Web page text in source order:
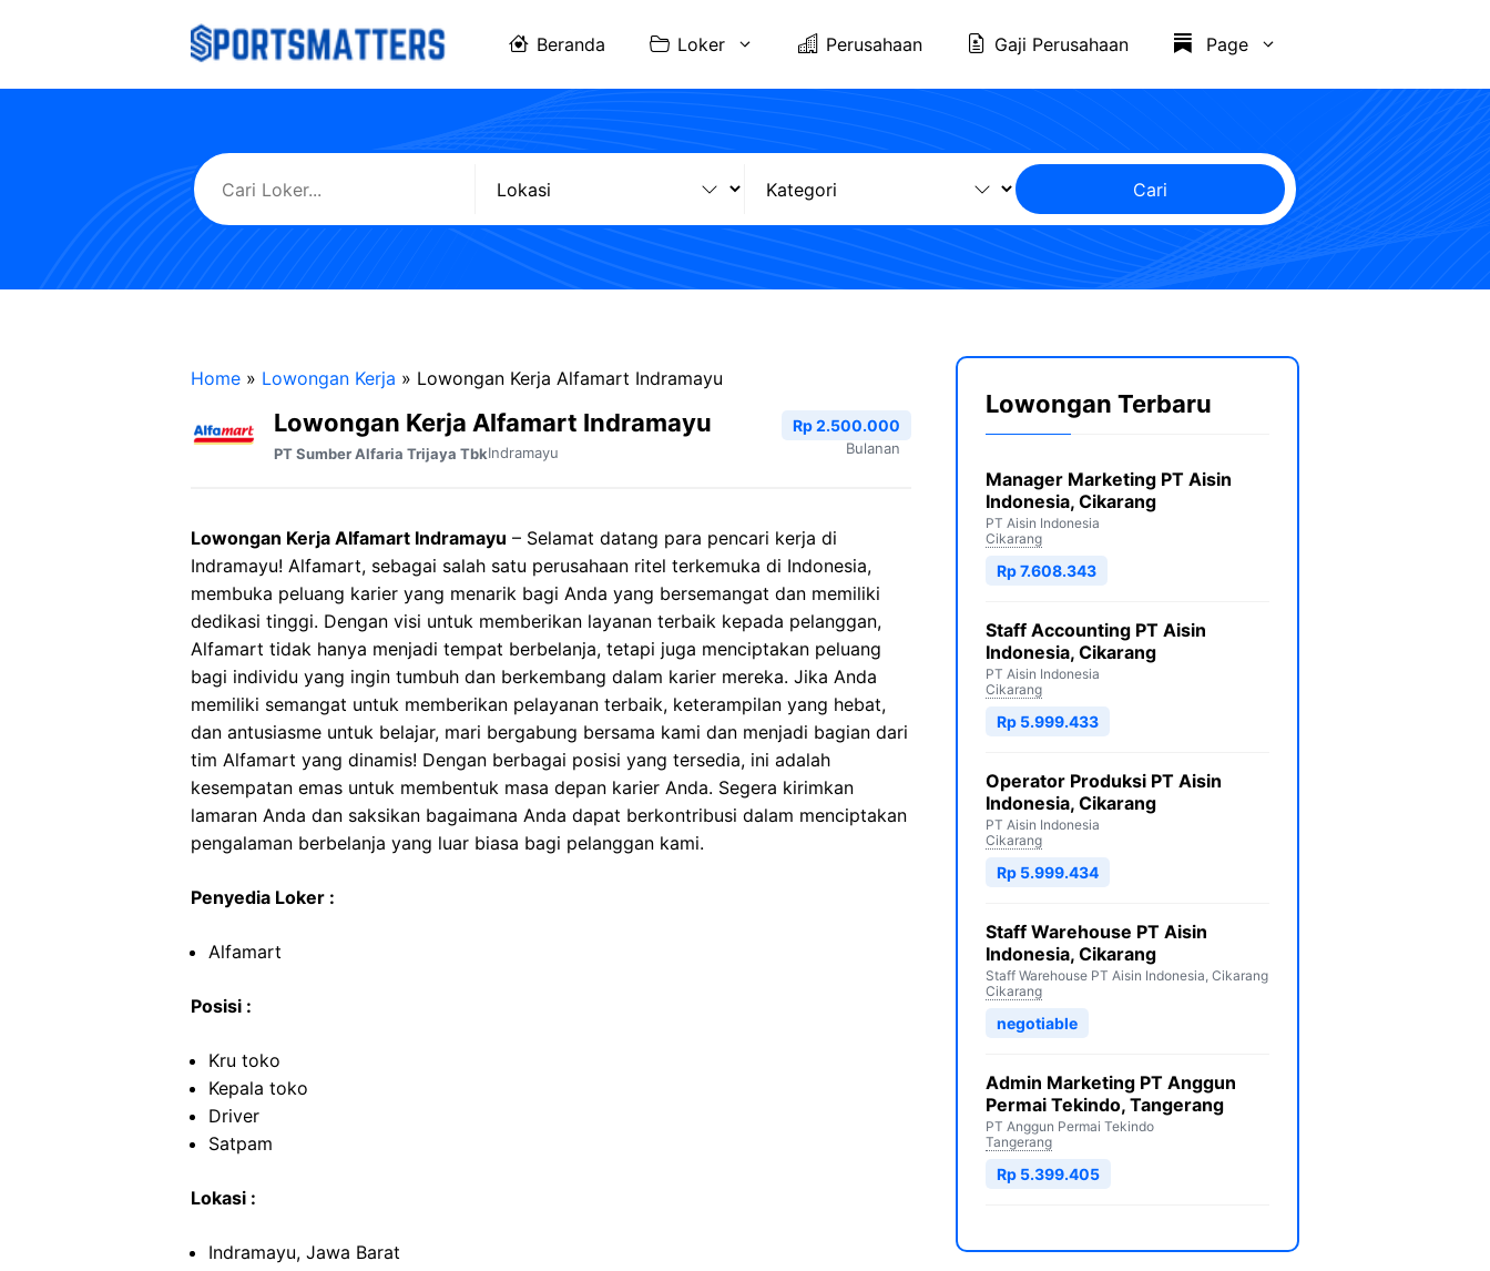
Beranda Loker Perusahaan Gaji Perusahaan Page
Cari
Home » Lowongan Kerja » Lowongan Kerja Alfamart Indramayu
Lowongan Kerja Alfamart Indramayu
PT Sumber Alfaria Trijaya TbkIndramayu
Rp 2.500.000
Bulanan
Lowongan Kerja Alfamart Indramayu – Selamat datang para pencari kerja di
Indramayu! Alfamart, sebagai salah satu perusahaan ritel terkemuka di Indonesia,
membuka peluang karier yang menarik bagi Anda yang bersemangat dan memiliki
dedikasi tinggi. Dengan visi untuk memberikan layanan terbaik kepada pelanggan,
Alfamart tidak hanya menjadi tempat berbelanja, tetapi juga menciptakan peluang
bagi individu yang ingin tumbuh dan berkembang dalam karier mereka. Jika Anda
memiliki semangat untuk memberikan pelayanan terbaik, keterampilan yang hebat,
dan antusiasme untuk belajar, mari bergabung bersama kami dan menjadi bagian dari
tim Alfamart yang dinamis! Dengan berbagai posisi yang tersedia, ini adalah
kesempatan emas untuk membentuk masa depan karier Anda. Segera kirimkan
lamaran Anda dan saksikan bagaimana Anda dapat berkontribusi dalam menciptakan
pengalaman berbelanja yang luar biasa bagi pelanggan kami.
Penyedia Loker :
Alfamart
Posisi :
Kru toko
Kepala toko
Driver
Satpam
Lokasi :
Indramayu, Jawa Barat
Lowongan Terbaru
Manager Marketing PT Aisin
Indonesia, Cikarang
PT Aisin Indonesia
Cikarang
Rp 7.608.343
Staff Accounting PT Aisin
Indonesia, Cikarang
PT Aisin Indonesia
Cikarang
Rp 5.999.433
Operator Produksi PT Aisin
Indonesia, Cikarang
PT Aisin Indonesia
Cikarang
Rp 5.999.434
Staff Warehouse PT Aisin
Indonesia, Cikarang
Staff Warehouse PT Aisin Indonesia, Cikarang
Cikarang
negotiable
Admin Marketing PT Anggun
Permai Tekindo, Tangerang
PT Anggun Permai Tekindo
Tangerang
Rp 5.399.405